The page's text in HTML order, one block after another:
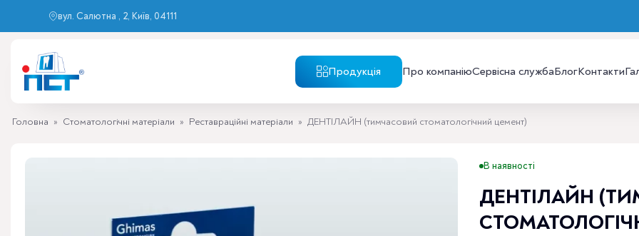
вул. Салютна , 2, Київ, 04111
Продукція Про компаніюСервісна службаБлогКонтакти
Головна » Стоматологічні матеріали » Реставраційні матеріали » ДЕНТІЛАЙН (тимчасовий стоматологічний цемент)
В наявності
ДЕНТІЛАЙН